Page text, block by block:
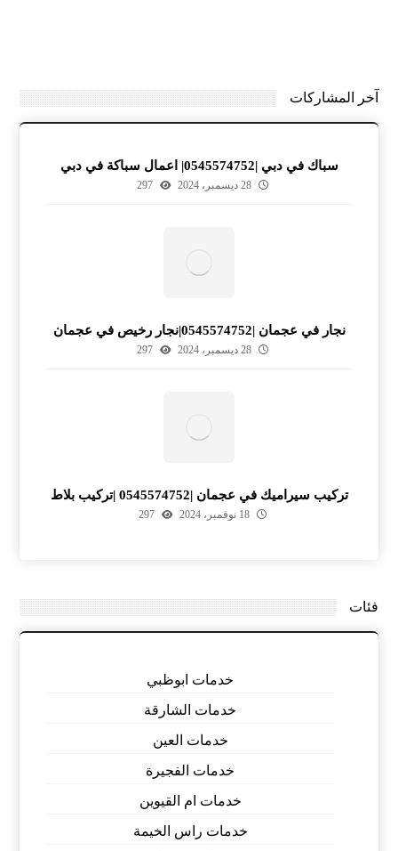
آخر المشاركات
سباك في دبي |0545574752| اعمال سباكة في دبي
28 ديسمبر، 2024 297
نجار في عجمان |0545574752|نجار رخيص في عجمان
28 ديسمبر، 2024 297
تركيب سيراميك في عجمان |0545574752 |تركيب بلاط
18 نوفمبر، 2024 297
فئات
خدمات ابوظبي
خدمات الشارقة
خدمات العين
خدمات الفجيرة
خدمات ام القيوين
خدمات راس الخيمة